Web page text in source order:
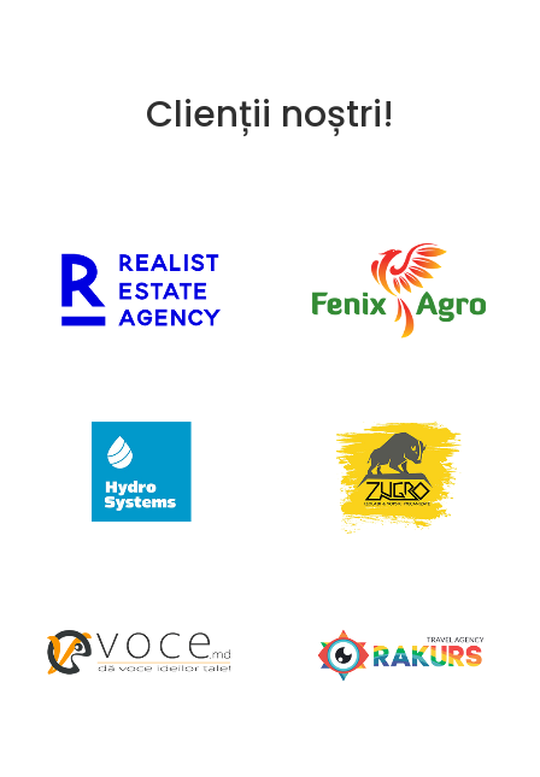
Clienții noștri!